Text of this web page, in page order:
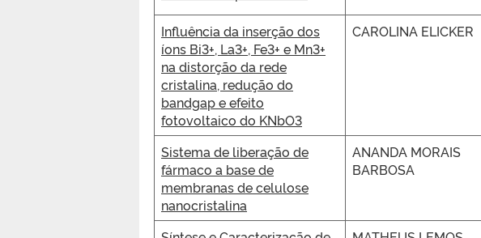
Influência da inserção dos
íons Bi3+, La3+, Fe3+ e Mn3+
na distorção da rede
cristalina, redução do
bandgap e efeito
fotovoltaico do KNbO3
CAROLINA ELICKER
Sistema de liberação de
fármaco a base de
membranas de celulose
nanocristalina
ANANDA MORAIS
BARBOSA